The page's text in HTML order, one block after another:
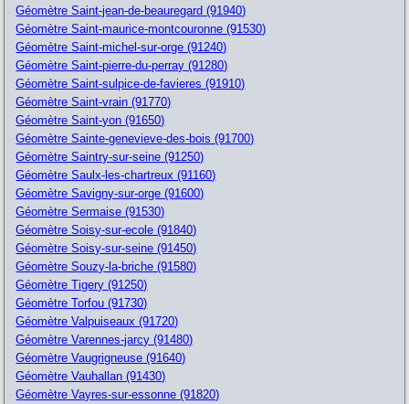
Géomètre Saint-jean-de-beauregard (91940)
Géomètre Saint-maurice-montcouronne (91530)
Géomètre Saint-michel-sur-orge (91240)
Géomètre Saint-pierre-du-perray (91280)
Géomètre Saint-sulpice-de-favieres (91910)
Géomètre Saint-vrain (91770)
Géomètre Saint-yon (91650)
Géomètre Sainte-genevieve-des-bois (91700)
Géomètre Saintry-sur-seine (91250)
Géomètre Saulx-les-chartreux (91160)
Géomètre Savigny-sur-orge (91600)
Géomètre Sermaise (91530)
Géomètre Soisy-sur-ecole (91840)
Géomètre Soisy-sur-seine (91450)
Géomètre Souzy-la-briche (91580)
Géomètre Tigery (91250)
Géomètre Torfou (91730)
Géomètre Valpuiseaux (91720)
Géomètre Varennes-jarcy (91480)
Géomètre Vaugrigneuse (91640)
Géomètre Vauhallan (91430)
Géomètre Vayres-sur-essonne (91820)